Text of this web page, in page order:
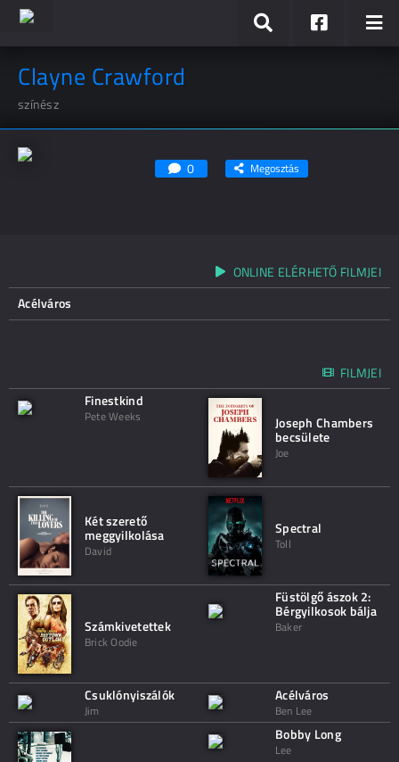
Clayne Crawford
színész
0 Megosztás
ONLINE ELÉRHETŐ FILMJEI
Acélváros
FILMJEI
Finestkind
Pete Weeks Joseph Chambers
becsülete
Joe
Két szerető
meggyilkolása
David
Spectral
Toll
Számkivetettek
Brick Oodie
Füstölgő ászok 2:
Bérgyilkosok bálja
Baker
Csuklónyiszálók
Jim
Acélváros
Ben Lee
Bobby Long
Lee